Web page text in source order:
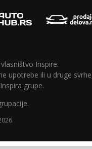
Inspire.
upotrebe ili u druge
grupe.